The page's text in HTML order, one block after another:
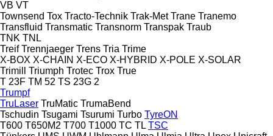
VB VT
Townsend Tox Tracto-Technik Trak-Met Trane Tranemo
Transfluid Transmatic Transnorm Transpak Traub
TNK TNL
Treif Trennjaeger Trens Tria Trime
X-BOX X-CHAIN X-ECO X-HYBRID X-POLE X-SOLAR
Trimill
Triumph Trotec Trox True
T 23F TM 52 TS 23G 2
Trumpf
TruLaser TruMatic TrumaBend
Tschudin Tsugami Tsurumi Turbo TyreON
T600 T650M2 T700 T1000 TC TL TSC